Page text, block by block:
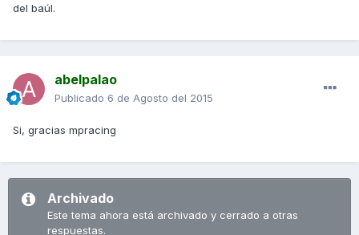
del baúl.
abelpalao
Publicado 6 de Agosto del 2015
Si, gracias mpracing
Archivado
Este tema ahora está archivado y cerrado a otras
respuestas.